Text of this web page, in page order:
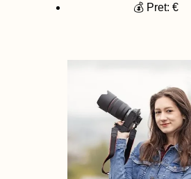
💰 Pret: €